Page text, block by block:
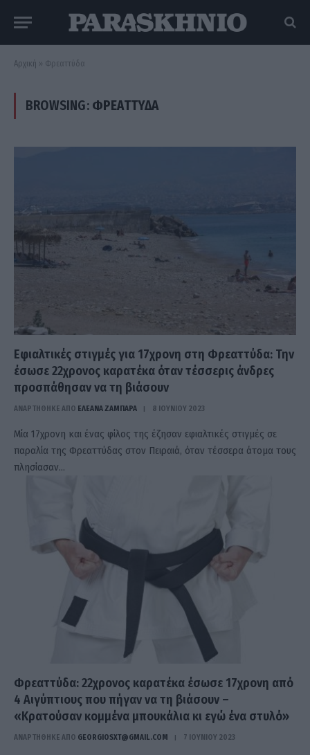
Αρχική » Φρεαττύδα
BROWSING: ΦΡΕΑΤΤΎΔΑ
Εφιαλτικές στιγμές για 17χρονη στη Φρεαττύδα: Την
έσωσε 22χρονος καρατέκα όταν τέσσερις άνδρες
προσπάθησαν να τη βιάσουν
ΑΝΑΡΤΗΘΗΚΕ ΑΠΟ ΕΛΕΑΝΑ ΖΑΜΠΑΡΑ 8 ΙΟΥΝΊΟΥ 2023
Μία 17χρονη και ένας φίλος της έζησαν εφιαλτικές στιγμές σε
παραλία της Φρεαττύδας στον Πειραιά, όταν τέσσερα άτομα τους
πλησίασαν…
Φρεαττύδα: 22χρονος καρατέκα έσωσε 17χρονη από
4 Αιγύπτιους που πήγαν να τη βιάσουν –
«Κρατούσαν κομμένα μπουκάλια κι εγώ ένα στυλό»
ΑΝΑΡΤΗΘΗΚΕ ΑΠΟ GEORGIOSXT@GMAIL.COM 7 ΙΟΥΝΊΟΥ 2023